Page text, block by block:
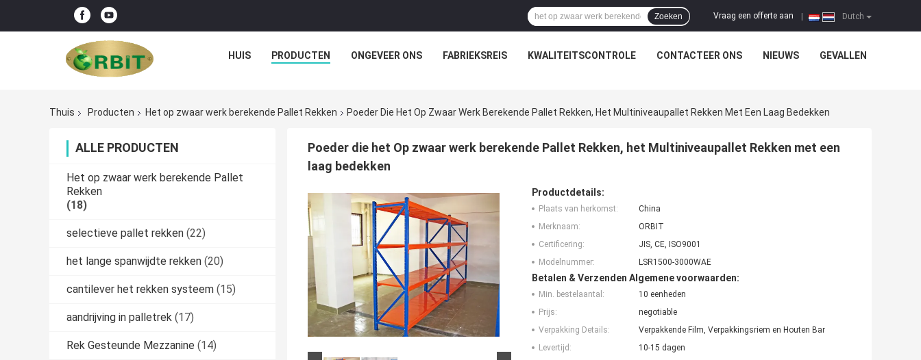
Dutch
Vraag een offerte aan
Zoeken
HUIS PRODUCTEN ONGEVEER ONS FABRIEKSREIS KWALITEITSCONTROLE CONTACTEER ONS NIEUWS GEVALLEN
Thuis Producten Het op zwaar werk berekende Pallet Rekken Poeder Die Het Op Zwaar Werk Berekende Pallet Rekken, Het Multiniveaupallet Rekken Met Een Laag Bedekken
ALLE PRODUCTEN
Het op zwaar werk berekende Pallet
Rekken
(18)
selectieve pallet rekken (22)
het lange spanwijdte rekken (20)
cantilever het rekken systeem (15)
aandrijving in palletrek (17)
Rek Gesteunde Mezzanine (14)
Poeder die het Op zwaar werk berekende Pallet Rekken, het Multiniveaupallet Rekken met een
laag bedekken
Productdetails:
Plaats van herkomst:
China
Merknaam:
ORBIT
Certificering:
JIS, CE, ISO9001
Modelnummer:
LSR1500-3000WAE
Betalen & Verzenden Algemene voorwaarden:
Min. bestelaantal:
10 eenheden
Prijs:
negotiable
Verpakking Details:
Verpakkende Film, Verpakkingsriem en Houten Bar
Levertijd:
10-15 dagen